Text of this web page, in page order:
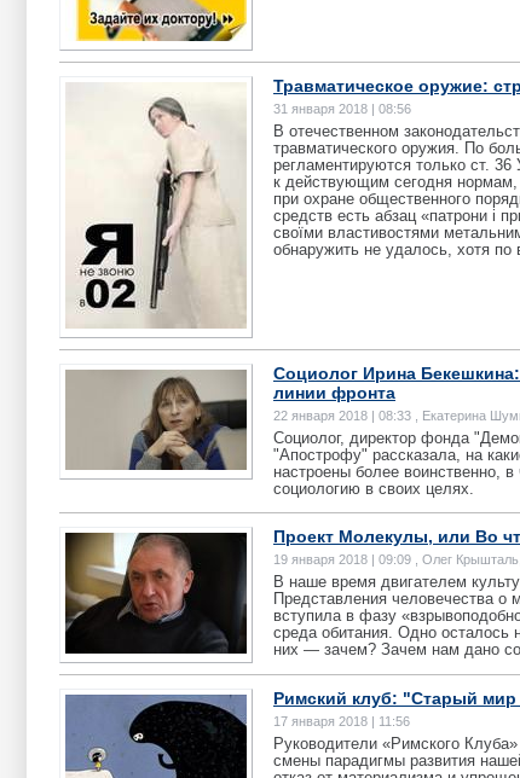
Травматическое оружие:
31 января 2018 | 08:56
В отечественном
травматического оружия. По
регламентируются только ст.
к действующим сегодня
при охране общественного
средств есть абзац «патрони і
своїми властивостями
обнаружить не удалось, хотя
Социолог Ирина
линии фронта
22 января 2018 | 08:33 , Екатерина
Социолог, директор фонда
"Апострофу" рассказала, на
настроены более воинственно,
социологию в своих целях.
Проект Молекулы, или Во
19 января 2018 | 09:09 , Олег
В наше время двигателем
Представления человечества о
вступила в фазу
среда обитания. Одно осталось
них — зачем? Зачем нам дано
Римский клуб: "Старый мир
17 января 2018 | 11:56
Руководители «Римского
смены парадигмы развития